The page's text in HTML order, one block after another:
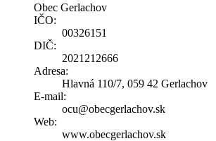
Obec Gerlachov
IČO:
00326151
DIČ:
2021212666
Adresa:
Hlavná 110/7, 059 42 Gerlachov
E-mail:
ocu@obecgerlachov.sk
Web:
www.obecgerlachov.sk